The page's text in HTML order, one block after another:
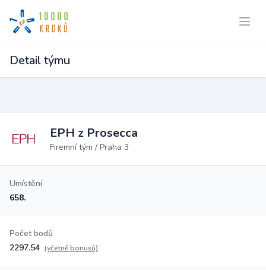
Detail týmu
EPH z Prosecca
Firemní tým / Praha 3
Umístění
658.
Počet bodů
2297.54 (včetně bonusů)